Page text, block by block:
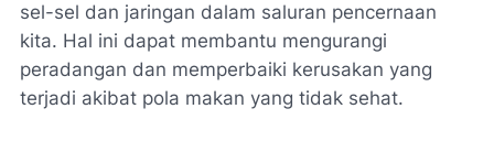
sel-sel dan jaringan dalam saluran pencernaan
kita. Hal ini dapat membantu mengurangi
peradangan dan memperbaiki kerusakan yang
terjadi akibat pola makan yang tidak sehat.